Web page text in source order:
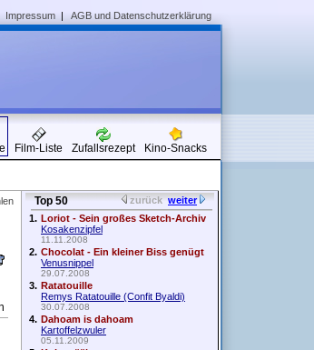
Impressum | AGB und Datenschutzerklärung
Film-Liste Zufallsrezept Kino-Snacks
zurück weiter
Top 50
1. Loriot - Sein großes Sketch-Archiv
Kosakenzipfel
11.11.2008
2. Chocolat - Ein kleiner Biss genügt
Venusnippel
29.07.2008
3. Ratatouille
Remys Ratatouille (Confit Byaldi)
30.07.2008
4. Dahoam is dahoam
Kartoffelzwuler
05.11.2009